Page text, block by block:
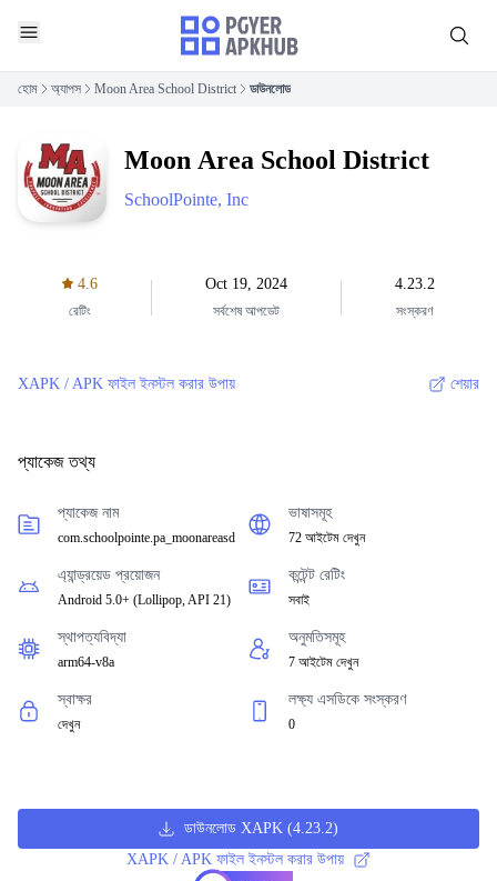
হোম অ্যাপস Moon Area School District ডাউনলোড
Moon Area School District
SchoolPointe, Inc
4.6
রেটিং
Oct 19, 2024
সর্বশেষ আপডেট
4.23.2
সংস্করণ
XAPK / APK ফাইল ইনস্টল করার উপায় শেয়ার
প্যাকেজ তথ্য
প্যাকেজ নাম
com.schoolpointe.pa_moonareasd
ভাষাসমূহ
72 আইটেম দেখুন
এ্যান্ড্রয়েড প্রয়োজন
Android 5.0+ (Lollipop, API 21)
কন্টেন্ট রেটিং
সবাই
স্থাপত্যবিদ্যা
arm64-v8a
অনুমতিসমূহ
7 আইটেম দেখুন
স্বাক্ষর
দেখুন
লক্ষ্য এসডিকে সংস্করণ
0
ডাউনলোড XAPK (4.23.2)
XAPK / APK ফাইল ইনস্টল করার উপায়